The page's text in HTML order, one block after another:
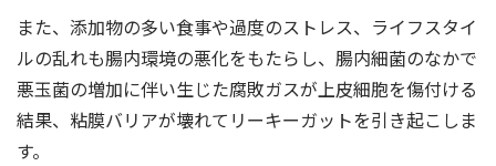
また、添加物の多い食事や過度のストレス、ライフスタイ
ルの乱れも腸内環境の悪化をもたらし、腸内細菌のなかで
悪玉菌の増加に伴い生じた腐敗ガスが上皮細胞を傷付ける
結果、粘膜バリアが壊れてリーキーガットを引き起こしま
す。